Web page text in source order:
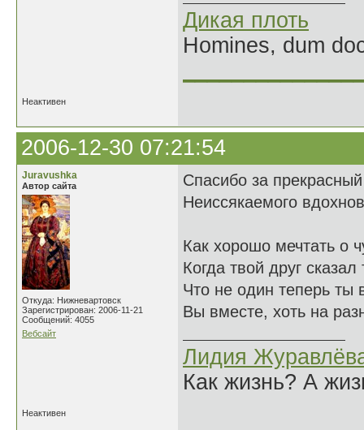
Дикая плоть
Homines, dum
Неактивен
2006-12-30 07:21:54
Juravushka
Автор сайта
Откуда: Нижневартовск
Зарегистрирован: 2006-11-21
Сообщений: 4055
Вебсайт
Спасибо за
Неиссякаемого
Как хорошо мечтать о
Когда твой друг сказал
Что не один теперь ты
Вы вместе, хоть на
Лидия
Как жизнь? А
Неактивен